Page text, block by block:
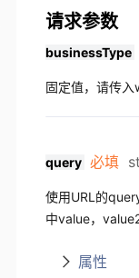
请求参数
businessType
固定值，请传
query 必填
使用URL的
中value，
属性